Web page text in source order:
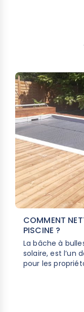
COMMENT
PISCINE ?
La bâche à
solaire, est l’un
pour les